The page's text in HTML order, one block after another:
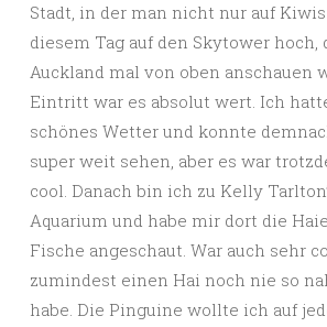
Stadt, in der man nicht nur auf
diesem Tag auf den Skytower hoch,
Auckland mal von oben anschauen
Eintritt war es absolut wert. Ich
schönes Wetter und konnte
super weit sehen, aber es war
cool. Danach bin ich zu Kelly
Aquarium und habe mir dort die
Fische angeschaut. War auch sehr
zumindest einen Hai noch nie so
habe. Die Pinguine wollte ich auf